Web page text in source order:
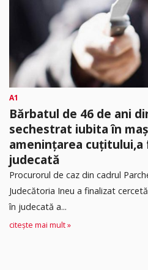
A1
Bărbatul de 46 de ani
sechestrat iubita în
amenințarea
judecată
Procurorul de caz din cadrul
Judecătoria Ineu a finalizat
în judecată a...
citește mai mult »